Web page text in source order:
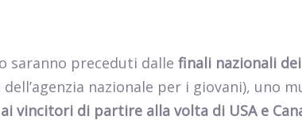
saranno preceduti dalle finali nazionali dei
nazionale per i giovani), uno
vincitori di partire alla volta di USA e